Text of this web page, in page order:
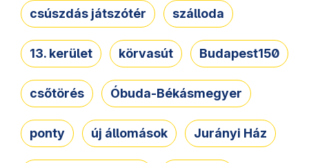
csúszdás játszótér szálloda
13. kerület körvasút Budapest150
csőtörés Óbuda-Békásmegyer
ponty új állomások Jurányi Ház